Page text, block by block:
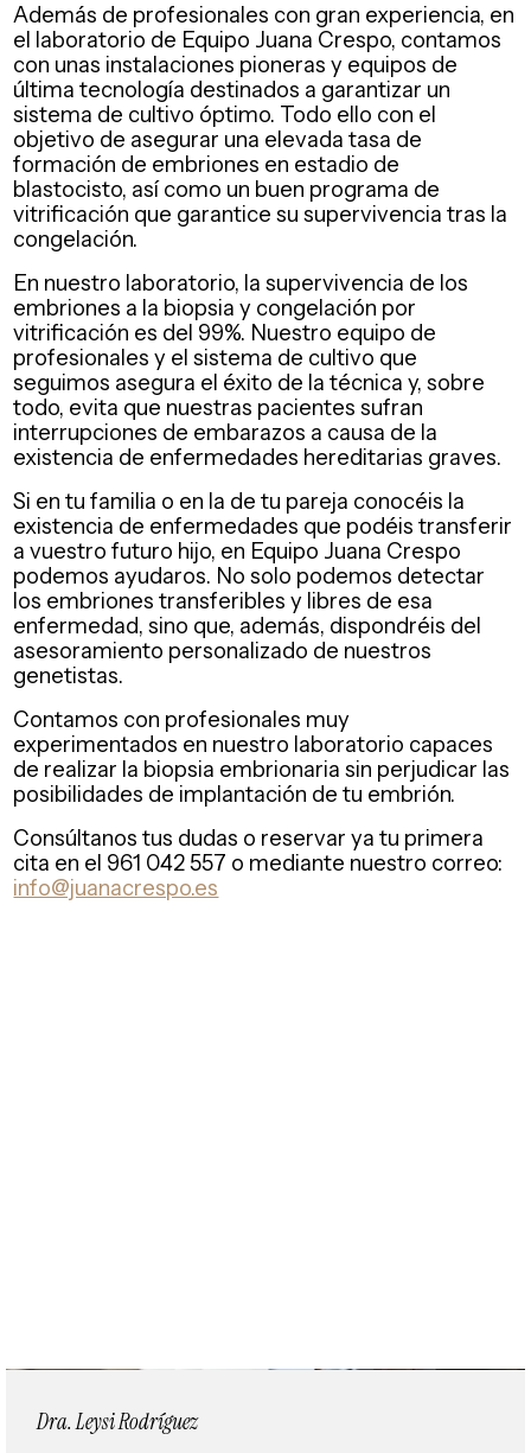
Además de profesionales con gran experiencia, en
el laboratorio de Equipo Juana Crespo, contamos
con unas instalaciones pioneras y equipos de
última tecnología destinados a garantizar un
sistema de cultivo óptimo. Todo ello con el
objetivo de asegurar una elevada tasa de
formación de embriones en estadio de
blastocisto, así como un buen programa de
vitrificación que garantice su supervivencia tras la
congelación.
En nuestro laboratorio, la supervivencia de los
embriones a la biopsia y congelación por
vitrificación es del 99%. Nuestro equipo de
profesionales y el sistema de cultivo que
seguimos asegura el éxito de la técnica y, sobre
todo, evita que nuestras pacientes sufran
interrupciones de embarazos a causa de la
existencia de enfermedades hereditarias graves.
Si en tu familia o en la de tu pareja conocéis la
existencia de enfermedades que podéis transferir
a vuestro futuro hijo, en Equipo Juana Crespo
podemos ayudaros. No solo podemos detectar
los embriones transferibles y libres de esa
enfermedad, sino que, además, dispondréis del
asesoramiento personalizado de nuestros
genetistas.
Contamos con profesionales muy
experimentados en nuestro laboratorio capaces
de realizar la biopsia embrionaria sin perjudicar las
posibilidades de implantación de tu embrión.
Consúltanos tus dudas o reservar ya tu primera
cita en el 961 042 557 o mediante nuestro correo:
info@juanacrespo.es
Dra. Leysi Rodríguez